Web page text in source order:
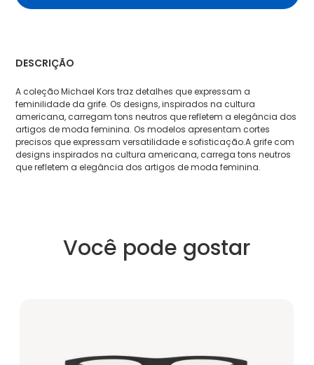
DESCRIÇÃO
A coleção Michael Kors traz detalhes que expressam a
feminilidade da grife. Os designs, inspirados na cultura
americana, carregam tons neutros que refletem a elegância dos
artigos de moda feminina. Os modelos apresentam cortes
precisos que expressam versatilidade e sofisticação.A grife com
designs inspirados na cultura americana, carrega tons neutros
que refletem a elegância dos artigos de moda feminina.
Você pode gostar